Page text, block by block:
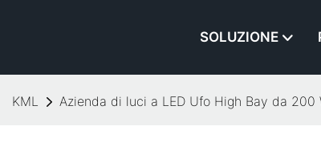
SOLUZIONE
KML Azienda di luci a LED Ufo High Bay da